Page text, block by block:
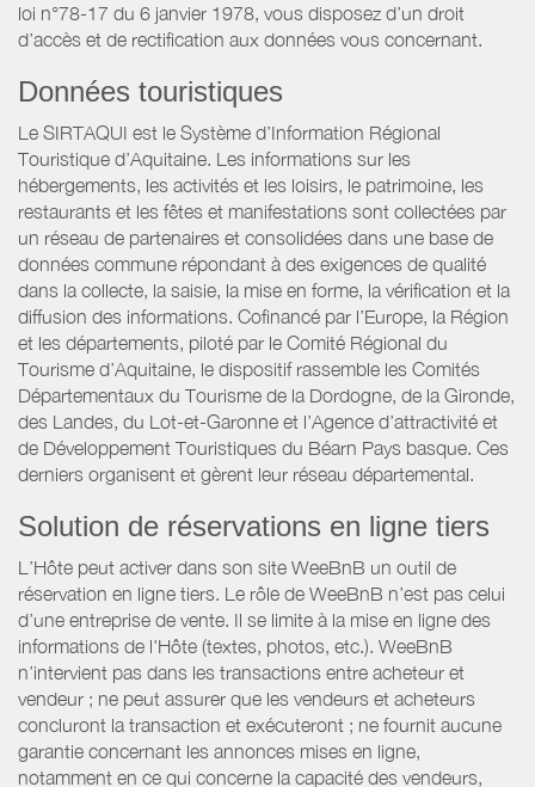
loi n°78-17 du 6 janvier 1978, vous disposez d’un droit
d’accès et de rectification aux données vous concernant.
Données touristiques
Le SIRTAQUI est le Système d’Information Régional
Touristique d’Aquitaine. Les informations sur les
hébergements, les activités et les loisirs, le patrimoine, les
restaurants et les fêtes et manifestations sont collectées par
un réseau de partenaires et consolidées dans une base de
données commune répondant à des exigences de qualité
dans la collecte, la saisie, la mise en forme, la vérification et la
diffusion des informations. Cofinancé par l’Europe, la Région
et les départements, piloté par le Comité Régional du
Tourisme d’Aquitaine, le dispositif rassemble les Comités
Départementaux du Tourisme de la Dordogne, de la Gironde,
des Landes, du Lot-et-Garonne et l’Agence d’attractivité et
de Développement Touristiques du Béarn Pays basque. Ces
derniers organisent et gèrent leur réseau départemental.
Solution de réservations en ligne tiers
L’Hôte peut activer dans son site WeeBnB un outil de
réservation en ligne tiers. Le rôle de WeeBnB n’est pas celui
d’une entreprise de vente. Il se limite à la mise en ligne des
informations de l'Hôte (textes, photos, etc.). WeeBnB
n’intervient pas dans les transactions entre acheteur et
vendeur ; ne peut assurer que les vendeurs et acheteurs
concluront la transaction et exécuteront ; ne fournit aucune
garantie concernant les annonces mises en ligne,
notamment en ce qui concerne la capacité des vendeurs,